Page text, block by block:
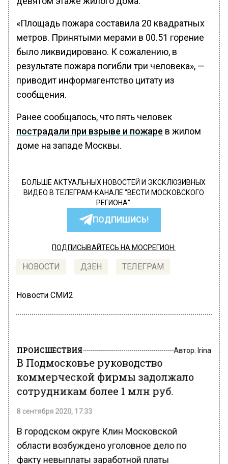
«Площадь пожара составила 20 квадратных
метров. Принятыми мерами в 00.51 горение
было ликвидировано. К сожалению, в
результате пожара погибли три человека», —
приводит информагентство цитату из
сообщения.
Ранее сообщалось, что пять человек
пострадали при взрыве и пожаре в жилом
доме на западе Москвы.
БОЛЬШЕ АКТУАЛЬНЫХ НОВОСТЕЙ И ЭКСКЛЮЗИВНЫХ
ВИДЕО В ТЕЛЕГРАМ-КАНАЛЕ "ВЕСТИ МОСКОВСКОГО
РЕГИОНА".
ПОДПИШИСЬ!
ПОДПИСЫВАЙТЕСЬ НА МОСРЕГИОН:
НОВОСТИ ДЗЕН ТЕЛЕГРАМ
Новости СМИ2
ПРОИСШЕСТВИЯ Автор:Irina
В Подмосковье руководство
коммерческой фирмы задолжало
сотрудникам более 1 млн руб.
8 сентября 2020, 17:33
В городском округе Клин Московской
области возбуждено уголовное дело по
факту невыплаты заработной платы